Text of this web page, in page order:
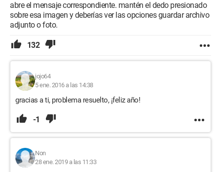
abre el mensaje correspondiente. mantén el dedo presionado
sobre esa imagen y deberías ver las opciones guardar archivo
adjunto o foto.
132
jojo64
5 ene. 2016 a las 14:38
gracias a ti, problema resuelto, ¡feliz año!
-1
Non
28 ene. 2019 a las 11:33